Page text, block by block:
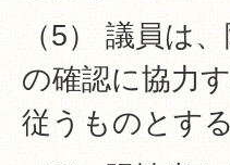
（5） 議員は
の確認に協力
従うものとする